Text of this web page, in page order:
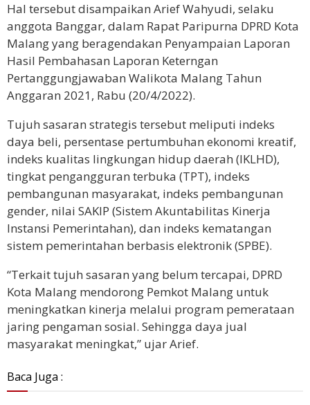
Hal tersebut disampaikan Arief Wahyudi, selaku
anggota Banggar, dalam Rapat Paripurna DPRD Kota
Malang yang beragendakan Penyampaian Laporan
Hasil Pembahasan Laporan Keterngan
Pertanggungjawaban Walikota Malang Tahun
Anggaran 2021, Rabu (20/4/2022).
Tujuh sasaran strategis tersebut meliputi indeks
daya beli, persentase pertumbuhan ekonomi kreatif,
indeks kualitas lingkungan hidup daerah (IKLHD),
tingkat pengangguran terbuka (TPT), indeks
pembangunan masyarakat, indeks pembangunan
gender, nilai SAKIP (Sistem Akuntabilitas Kinerja
Instansi Pemerintahan), dan indeks kematangan
sistem pemerintahan berbasis elektronik (SPBE).
“Terkait tujuh sasaran yang belum tercapai, DPRD
Kota Malang mendorong Pemkot Malang untuk
meningkatkan kinerja melalui program pemerataan
jaring pengaman sosial. Sehingga daya jual
masyarakat meningkat,” ujar Arief.
Baca Juga :